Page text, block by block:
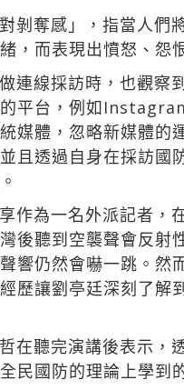
剝奪感」，指當人們
，而表現出憤怒、怨
連線採訪時，也觀察
平台，例如
媒體，忽略新媒體的
且透過自身在採訪國
作為一名外派記者，
後聽到空襲聲會反射
響仍然會嚇一跳。然
歷讓劉亭廷深刻了解
在聽完演講後表示，
民國防的理論上學到